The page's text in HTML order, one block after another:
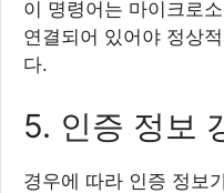
이 명령어는 마이크로
연결되어 있어야 정상
다.
5. 인증 정보
경우에 따라 인증 정보